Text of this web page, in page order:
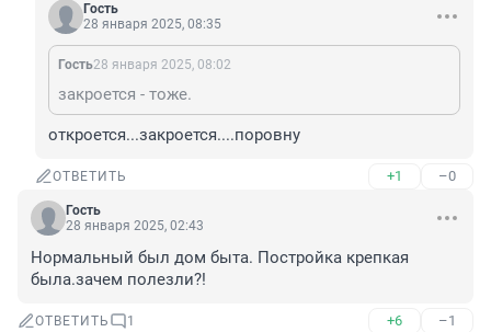
Гость
28 января 2025, 08:35
Гость28 января 2025, 08:02
закроется - тоже.
откроется...закроется....поровну
ОТВЕТИТЬ +1 –0
Гость
28 января 2025, 02:43
Нормальный был дом быта. Постройка крепкая
была.зачем полезли?!
ОТВЕТИТЬ 1 +6 –1